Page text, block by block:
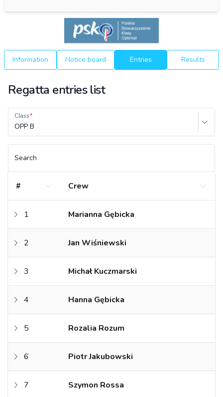
Information Notice board Entries Results
Regatta entries list
Class
OPP B
Search
# Crew
1 Marianna Gębicka
2 Jan Wiśniewski
3 Michał Kuczmarski
4 Hanna Gębicka
5 Rozalia Rozum
6 Piotr Jakubowski
7 Szymon Rossa